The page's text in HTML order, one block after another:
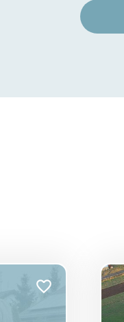
Dodaj do ulubionych